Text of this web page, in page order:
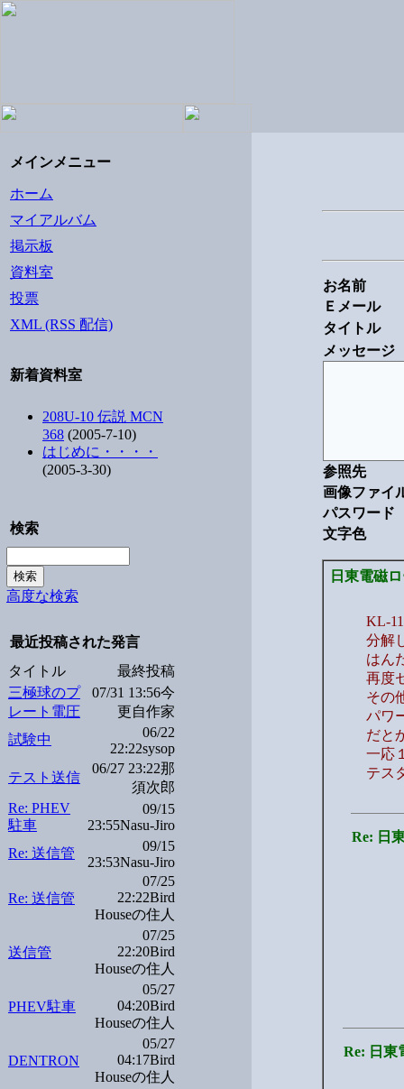
メインメニュー
ホーム
マイアルバム
掲示板
資料室
投票
XML (RSS 配信)
新着資料室
208U-10 伝説 MCN
368 (2005-7-10)
はじめに・・・・
(2005-3-30)
検索
高度な検索
最近投稿された発言
タイトル
最終投稿
三極球のプ
レート電圧
07/31 13:56今
更自作家
試験中
06/22
22:22sysop
テスト送信
06/27 23:22那
須次郎
Re: PHEV
駐車
09/15
23:55Nasu-Jiro
Re: 送信管
09/15
23:53Nasu-Jiro
Re: 送信管
07/25
22:22Bird
Houseの住人
送信管
07/25
22:20Bird
Houseの住人
PHEV駐車
05/27
04:20Bird
Houseの住人
DENTRON
05/27
04:17Bird
Houseの住人
お名前
Ｅメール
タイトル
メッセージ
参照先
画像ファイ
パスワード
文字色
日東電磁
KL-
分解
はん
再度
その
パワ
だと
一応
テス
Re: 日
Re: 日東